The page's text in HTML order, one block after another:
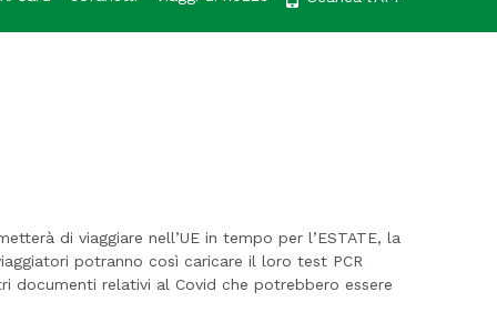
di viaggiare nell’UE in tempo per l’ESTATE, la
potranno così caricare il loro test PCR
documenti relativi al Covid che potrebbero essere